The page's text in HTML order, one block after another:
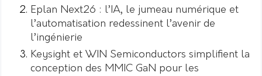
Eplan Next26 : l’IA, le jumeau numérique et
l’automatisation redessinent l’avenir de
l’ingénierie
Keysight et WIN Semiconductors simplifient la
conception des MMIC GaN pour les